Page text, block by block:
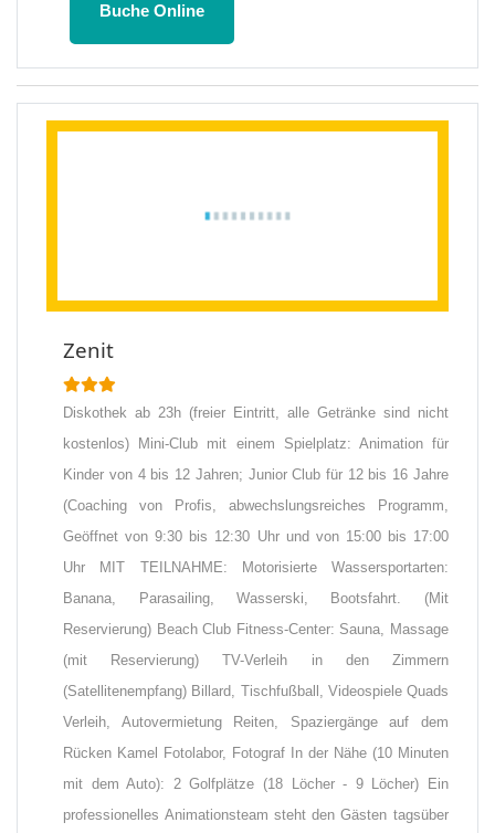
Buche Online
Zenit
Diskothek ab 23h (freier Eintritt, alle Getränke sind nicht
kostenlos) Mini-Club mit einem Spielplatz: Animation für
Kinder von 4 bis 12 Jahren; Junior Club für 12 bis 16 Jahre
(Coaching von Profis, abwechslungsreiches Programm,
Geöffnet von 9:30 bis 12:30 Uhr und von 15:00 bis 17:00
Uhr MIT TEILNAHME: Motorisierte Wassersportarten:
Banana, Parasailing, Wasserski, Bootsfahrt. (Mit
Reservierung) Beach Club Fitness-Center: Sauna, Massage
(mit Reservierung) TV-Verleih in den Zimmern
(Satellitenempfang) Billard, Tischfußball, Videospiele Quads
Verleih, Autovermietung Reiten, Spaziergänge auf dem
Rücken Kamel Fotolabor, Fotograf In der Nähe (10 Minuten
mit dem Auto): 2 Golfplätze (18 Löcher - 9 Löcher) Ein
professionelles Animationsteam steht den Gästen tagsüber